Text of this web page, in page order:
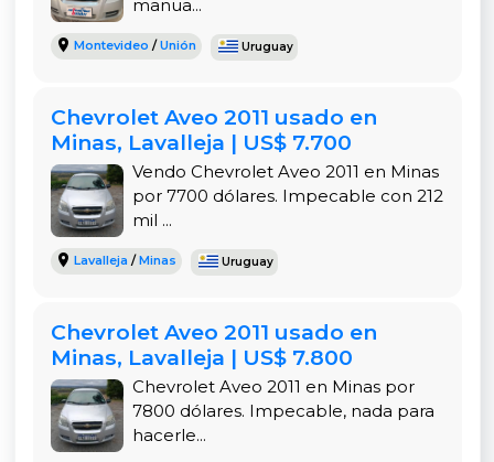
Cinturones de seguridad de tres puntos
Estructura de carrocería reforzada
aire acondicionado y sistema de audio con radio y
reproductor de CD.
Mantenimiento y Disponibilidad de Repuestos
El Chevrolet Aveo es conocido por su bajo costo
de mantenimiento y la amplia disponibilidad de
complicaciones, lo que se traduce en ahorro a
largo plazo para el propietario.
Conclusión: Una Opción Económica y Confiable
Si estás buscando un sedán compacto,
manua...
Montevideo /Unión Uruguay
Chevrolet Aveo 2011 usado en
Minas, Lavalleja | US$ 7.700
Vendo Chevrolet Aveo 2011 en Minas
por 7700 dólares. Impecable con 212
mil ...
Lavalleja /Minas Uruguay
Chevrolet Aveo 2011 usado en
Minas, Lavalleja | US$ 7.800
Chevrolet Aveo 2011 en Minas por
7800 dólares. Impecable, nada para
hacerle...